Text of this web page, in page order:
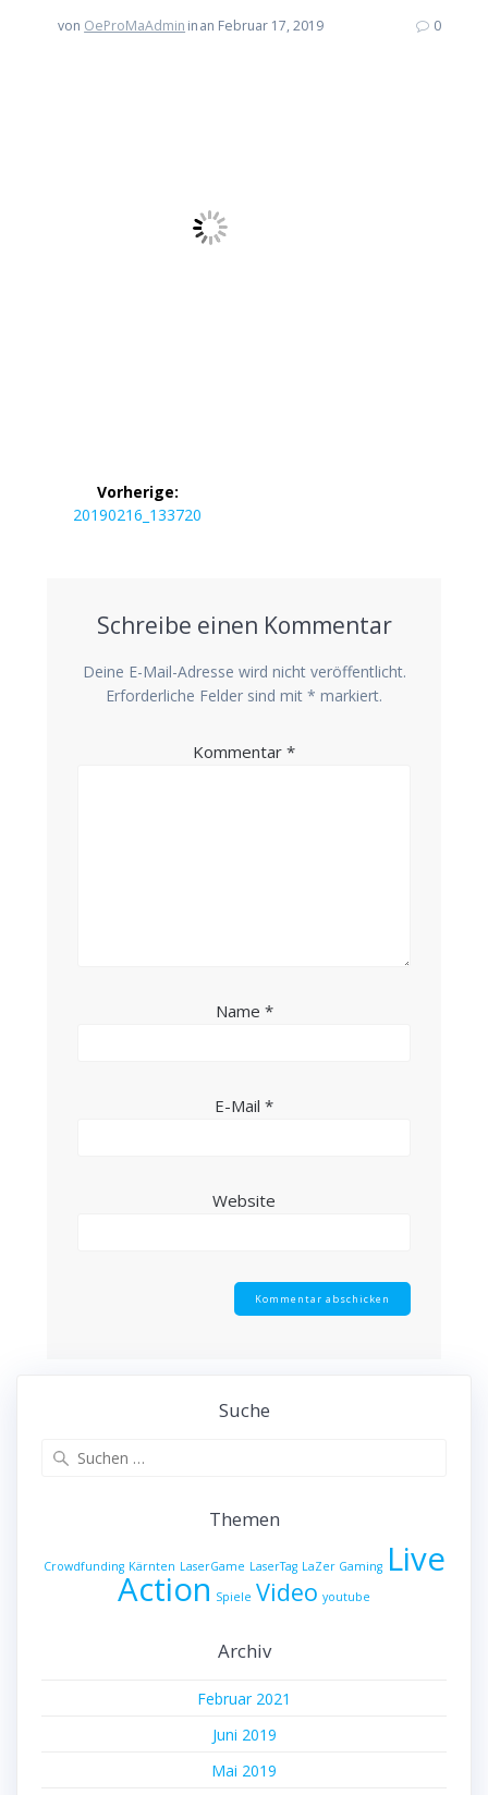
von OeProMaAdmin inan Februar 17, 2019 0
Beitrags-
Navigation
Vorherige:
Vorheriger
20190216_133720
Schreibe einen Kommentar
Deine E-Mail-Adresse wird nicht veröffentlicht.
Erforderliche Felder sind mit * markiert.
Kommentar *
Name *
E-Mail *
Website
Suche
Themen
Crowdfunding Kärnten LaserGame LaserTag LaZer Gaming Live
Action Spiele Video youtube
Archiv
Februar 2021
Juni 2019
Mai 2019